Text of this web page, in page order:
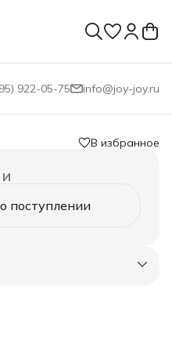
922-05-75 info@joy-joy.ru
В избранное
поступлении